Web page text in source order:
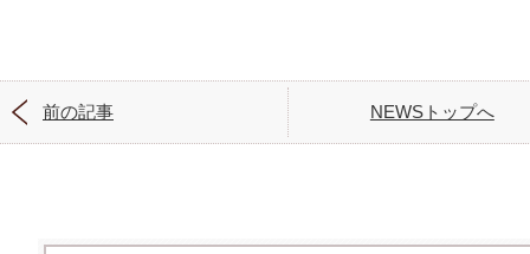
前の記事 NEWSトップへ